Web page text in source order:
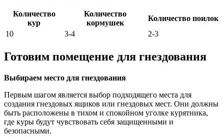
Количество
кур
Количество
кормушек
Количество поилок
10
3-4 2-3
Готовим помещение для гнездования
Выбираем место для гнездования
Первым шагом является выбор подходящего места для
создания гнездовых ящиков или гнездовых мест. Они должны
быть расположены в тихом и спокойном уголке курятника,
где куры будут чувствовать себя защищенными и
безопасными.